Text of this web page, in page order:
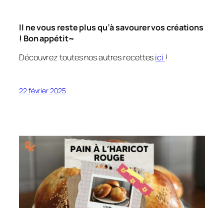
Il ne vous reste plus qu’à savourer vos créations
! Bon appétit~
Découvrez toutes nos autres recettesici !
22 février 2025